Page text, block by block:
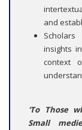
and
insights
context
'To Those
Small